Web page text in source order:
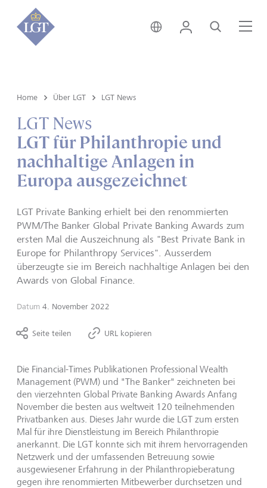
Österreich • Deutsch
Login Suche
Home Über LGT LGT News
LGT News
LGT für Philanthropie und
nachhaltige Anlagen in
Europa ausgezeichnet
LGT Private Banking erhielt bei den renommierten
PWM/The Banker Global Private Banking Awards zum
ersten Mal die Auszeichnung als "Best Private Bank in
Europe for Philanthropy Services". Ausserdem
überzeugte sie im Bereich nachhaltige Anlagen bei den
Awards von Global Finance.
Datum 4. November 2022
Seite teilen URL kopieren
Die Financial-Times Publikationen Professional Wealth
Management (PWM) und "The Banker" zeichneten bei
den vierzehnten Global Private Banking Awards Anfang
November die besten aus weltweit 120 teilnehmenden
Privatbanken aus. Dieses Jahr wurde die LGT zum ersten
Mal für ihre Dienstleistung im Bereich Philanthropie
anerkannt. Die LGT konnte sich mit ihrem hervorragenden
Netzwerk und der umfassenden Betreuung sowie
ausgewiesener Erfahrung in der Philanthropieberatung
gegen ihre renommierten Mitbewerber durchsetzen und